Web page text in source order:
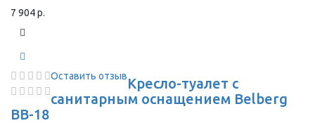
7 904 р.
Оставить отзывКресло-туалет с
санитарным оснащением Belberg
BB-18